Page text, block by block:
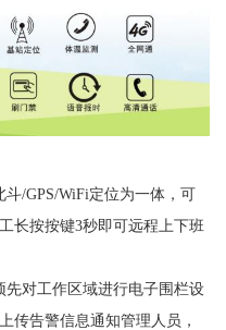
/GPS/WiFi定位为一体，可
长按按键3秒即可远程上下班
先对工作区域进行电子围栏设
传告警信息通知管理人员，